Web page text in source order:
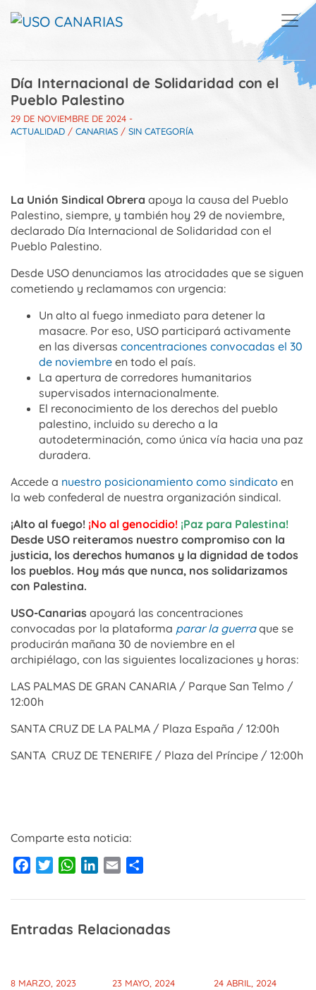
Día Internacional de Solidaridad con el
Pueblo Palestino
29 DE NOVIEMBRE DE 2024 -
ACTUALIDAD / CANARIAS / SIN CATEGORÍA
La Unión Sindical Obrera apoya la causa del Pueblo
Palestino, siempre, y también hoy 29 de noviembre,
declarado Día Internacional de Solidaridad con el
Pueblo Palestino.
Desde USO denunciamos las atrocidades que se siguen
cometiendo y reclamamos con urgencia:
Un alto al fuego inmediato para detener la
masacre. Por eso, USO participará activamente
en las diversas concentraciones convocadas el 30
de noviembre en todo el país.
La apertura de corredores humanitarios
supervisados internacionalmente.
El reconocimiento de los derechos del pueblo
palestino, incluido su derecho a la
autodeterminación, como única vía hacia una paz
duradera.
Accede a nuestro posicionamiento como sindicato en
la web confederal de nuestra organización sindical.
¡Alto al fuego! ¡No al genocidio! ¡Paz para Palestina!
Desde USO reiteramos nuestro compromiso con la
justicia, los derechos humanos y la dignidad de todos
los pueblos. Hoy más que nunca, nos solidarizamos
con Palestina.
USO-Canarias apoyará las concentraciones
convocadas por la plataforma parar la guerraque se
producirán mañana 30 de noviembre en el
archipiélago, con las siguientes localizaciones y horas:
LAS PALMAS DE GRAN CANARIA / Parque San Telmo /
12:00h
SANTA CRUZ DE LA PALMA / Plaza España / 12:00h
SANTA CRUZ DE TENERIFE / Plaza del Príncipe / 12:00h
Comparte esta noticia:
Facebook
TwitterWhatsApp
LinkedIn
Email
Entradas Relacionadas
8 MARZO, 2023 23 MAYO, 2024 24 ABRIL, 2024